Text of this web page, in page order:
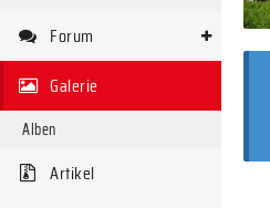
Forum
Galerie
Alben
Artikel